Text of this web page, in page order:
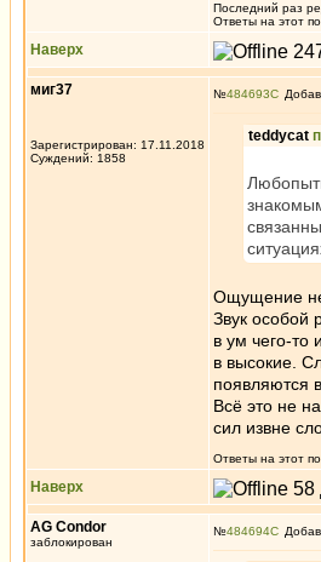
Последний раз
Ответы на этот
Наверх
миг37
Зарегистрирован: 17.11.2018
Суждений: 1858
№484693
teddycat
Ощущение не
Звук особой
в ум чего-то
в высокие.
появляются
Всё это не
сил извне
Ответы на этот
Наверх
AG Condor
заблокирован
№484694